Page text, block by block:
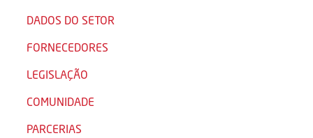
DADOS DO SETOR
FORNECEDORES
LEGISLAÇÃO
COMUNIDADE
PARCERIAS